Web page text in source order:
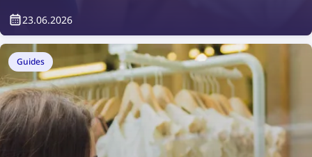
supplémentaire ou simplement confirmer qui vivra
dans votre bien immobilier. Comment faire ?
Facilement, grâce aux plateformes de vérification
des locataires.
23.06.2026
Guides